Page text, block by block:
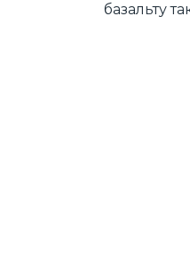
базальту